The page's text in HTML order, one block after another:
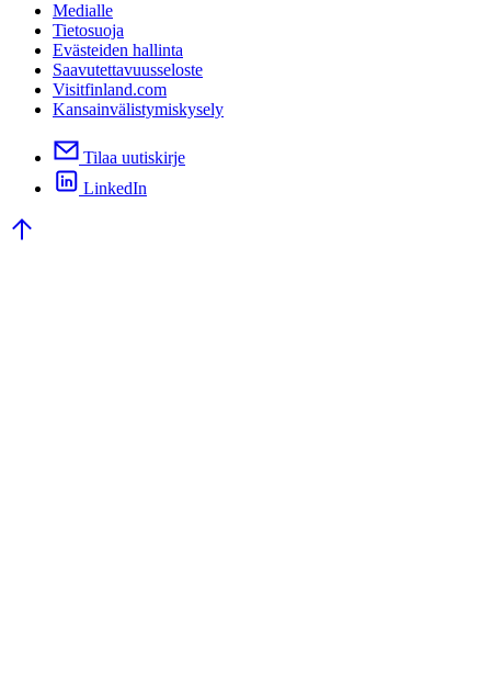
Medialle
Tietosuoja
Evästeiden hallinta
Saavutettavuusseloste
Visitfinland.com
Kansainvälistymiskysely
Tilaa uutiskirje
LinkedIn